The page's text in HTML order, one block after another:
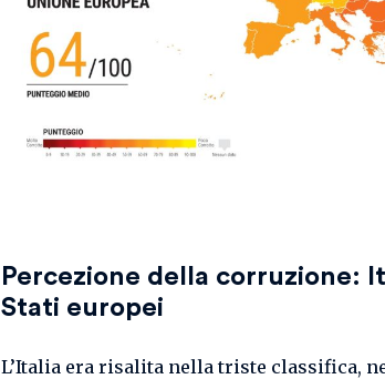
Percezione della corruzione:
Stati europei
L’Italia era risalita nella triste classifica,